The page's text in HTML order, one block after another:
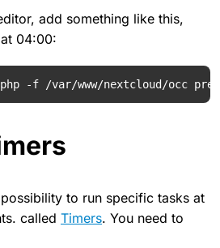
add something like this,
04:00:
to run specific tasks at
called Timers. You need to